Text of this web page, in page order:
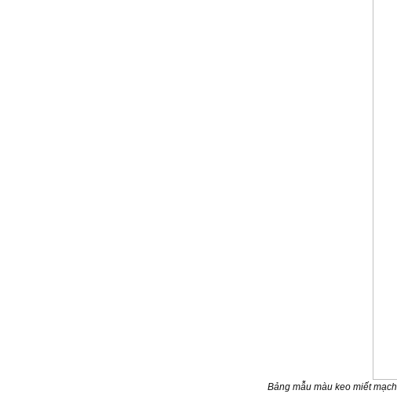
Bảng mẫu màu keo miết mạch